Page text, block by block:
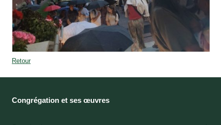
Retour
Congrégation et ses œuvres